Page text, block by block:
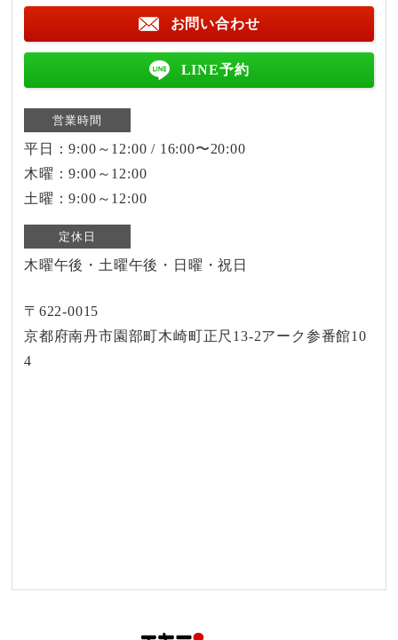
お問い合わせ
LINE予約
営業時間
平日：9:00～12:00 / 16:00〜20:00
木曜：9:00～12:00
土曜：9:00～12:00
定休日
木曜午後・土曜午後・日曜・祝日
〒622-0015
京都府南丹市園部町木崎町正尺13-2アーク参番館10
4